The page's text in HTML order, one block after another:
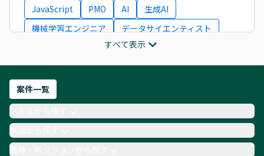
JavaScript
PMO AI
生成AI
機械学習エンジニア
データサイエンティスト
ITコンサルタント
フロントエンドエンジニア
ネットワークエンジニア
AIエンジニア
Webデザイナー
月収100万円 業務委託
COBOL
Ruby
TypeScript
Laravel AWS
すべて表示
案件一覧
単価から探す
職種・ポジションから探す